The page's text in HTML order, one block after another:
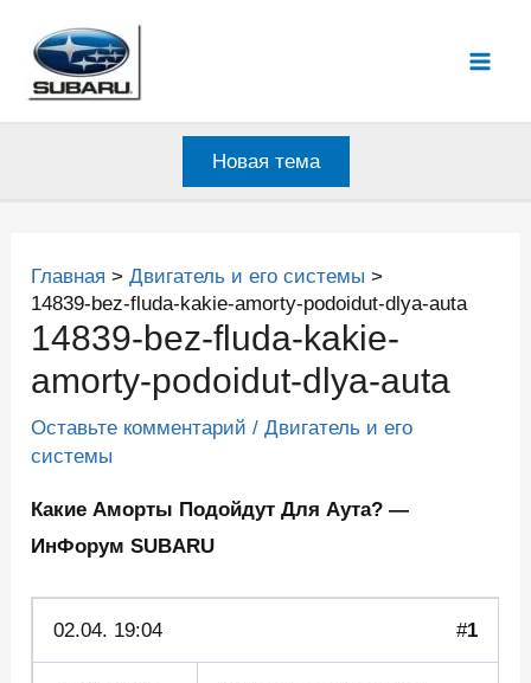
содержимому
Новая тема
Главная
Двигатель и его системы
14839-bez-fluda-kakie-amorty-podoidut-dlya-auta
14839-bez-fluda-kakie-
amorty-podoidut-dlya-auta
Оставьте комментарий /Двигатель и его
системы
Какие Аморты Подойдут Для Аута? —
ИнФорум SUBARU
02.04. 19:04 #1